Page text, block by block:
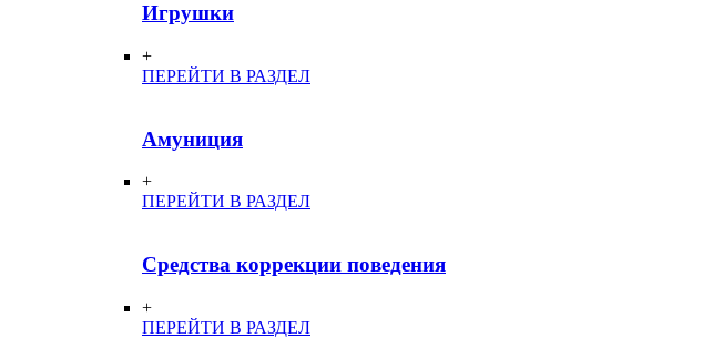
Игрушки
+
ПЕРЕЙТИ В РАЗДЕЛ
Амуниция
+
ПЕРЕЙТИ В РАЗДЕЛ
Средства коррекции поведения
+
ПЕРЕЙТИ В РАЗДЕЛ